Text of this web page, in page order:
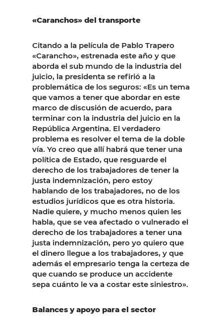
«Caranchos» del transporte
Citando a la película de Pablo Trapero
«Carancho», estrenada este año y que
aborda el sub mundo de la industria del
juicio, la presidenta se refirió a la
problemática de los seguros: «Es un tema
que vamos a tener que abordar en este
marco de discusión de acuerdo, para
terminar con la industria del juicio en la
República Argentina. El verdadero
problema es resolver el tema de la doble
vía. Yo creo que allí habrá que tener una
política de Estado, que resguarde el
derecho de los trabajadores de tener la
justa indemnización, pero estoy
hablando de los trabajadores, no de los
estudios jurídicos que es otra historia.
Nadie quiere, y mucho menos quien les
habla, que se vea afectado o vulnerado el
derecho de los trabajadores a tener una
justa indemnización, pero yo quiero que
el dinero llegue a los trabajadores, y que
además el empresario tenga la certeza de
que cuando se produce un accidente
sepa cuánto le va a costar este siniestro».
Balances y apoyo para el sector